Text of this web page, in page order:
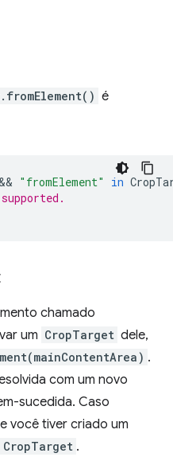
é
"fromElement" in
chamado
um CropTarget dele,
.
com um novo
sucedida. Caso
você tiver criado um
CropTarget .